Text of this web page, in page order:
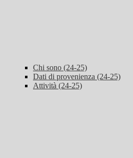
Chi sono (24-25)
Dati di provenienza (24-25)
Attività (24-25)